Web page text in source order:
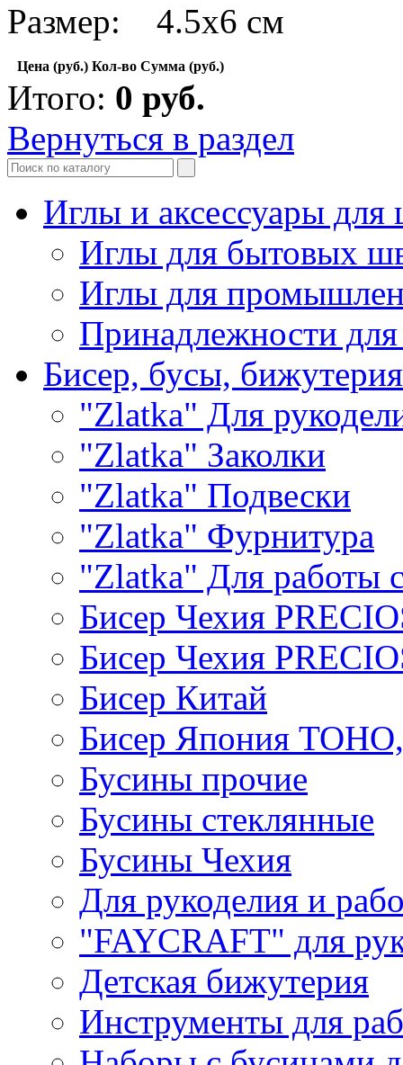
Размер: 4.5х6 см
Цена (руб.) Кол-во Сумма (руб.)
Итого: 0 руб.
Вернуться в раздел
Иглы и аксессуары
Иглы для бытовых
Иглы для
Принадлежности
Бисер, бусы, бижутерия
"Zlatka" Для
"Zlatka" Заколки
"Zlatka" Подвески
"Zlatka" Фурнитура
"Zlatka" Для работы
Бисер Чехия
Бисер Чехия
Бисер Китай
Бисер Япония
Бусины прочие
Бусины стеклянные
Бусины Чехия
Для рукоделия и
"FAYCRAFT" для
Детская бижутерия
Инструменты для